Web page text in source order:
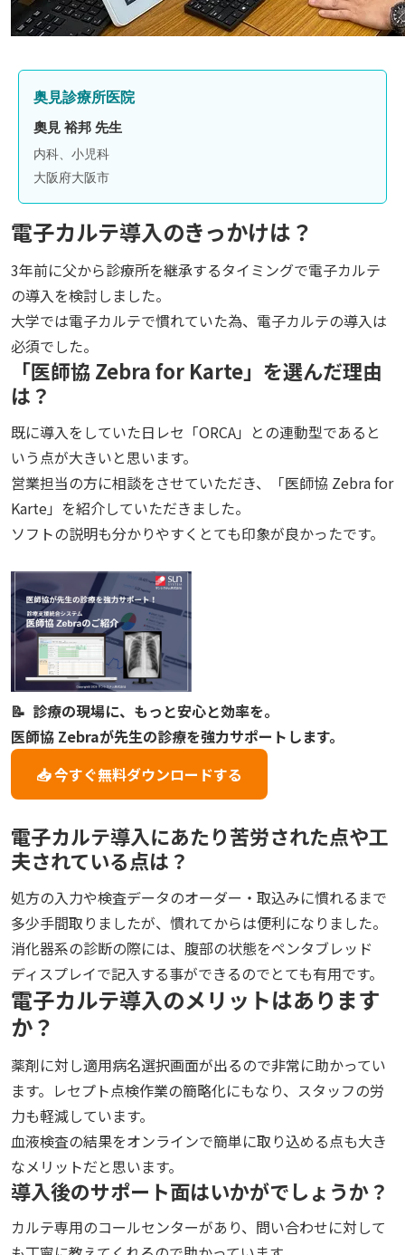
奥見診療所医院
奧見 裕邦 先生
内科、小児科
大阪府大阪市
電子カルテ導入のきっかけは？
3年前に父から診療所を継承するタイミングで電子カルテ
の導入を検討しました。
大学では電子カルテで慣れていた為、電子カルテの導入は
必須でした。
「医師協 Zebra for Karte」を選んだ理由
は？
既に導入をしていた日レセ「ORCA」との連動型であると
いう点が大きいと思います。
営業担当の方に相談をさせていただき、「医師協 Zebra for
Karte」を紹介していただきました。
ソフトの説明も分かりやすくとても印象が良かったです。
📝 診療の現場に、もっと安心と効率を。
医師協 Zebraが先生の診療を強力サポートします。
📥 今すぐ無料ダウンロードする
電子カルテ導入にあたり苦労された点や工
夫されている点は？
処方の入力や検査データのオーダー・取込みに慣れるまで
多少手間取りましたが、慣れてからは便利になりました。
消化器系の診断の際には、腹部の状態をペンタブレッド
ディスプレイで記入する事ができるのでとても有用です。
電子カルテ導入のメリットはあります
か？
薬剤に対し適用病名選択画面が出るので非常に助かってい
ます。レセプト点検作業の簡略化にもなり、スタッフの労
力も軽減しています。
血液検査の結果をオンラインで簡単に取り込める点も大き
なメリットだと思います。
導入後のサポート面はいかがでしょうか？
カルテ専用のコールセンターがあり、問い合わせに対して